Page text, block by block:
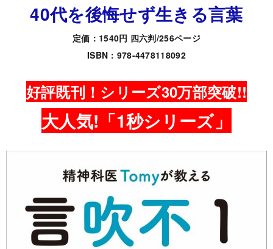
40代を後悔せず生きる言葉
定価：1540円 四六判/256ページ
ISBN：978-4478118092
好評既刊！シリーズ30万部突破!!
大人気!「1秒シリーズ」